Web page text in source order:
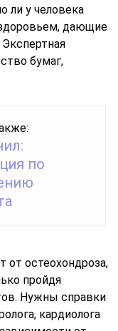
ли у человека
дающие
бумаг,
по
от остеохондроза,
пройдя
Нужны справки
кардиолога